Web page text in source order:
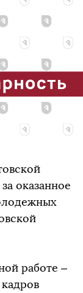
оказанное
работе –